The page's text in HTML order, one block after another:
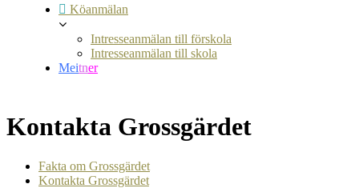
Köanmälan
Intresseanmälan till förskola
Intresseanmälan till skola
Meitner
Kontakta Grossgärdet
Fakta om Grossgärdet
Kontakta Grossgärdet